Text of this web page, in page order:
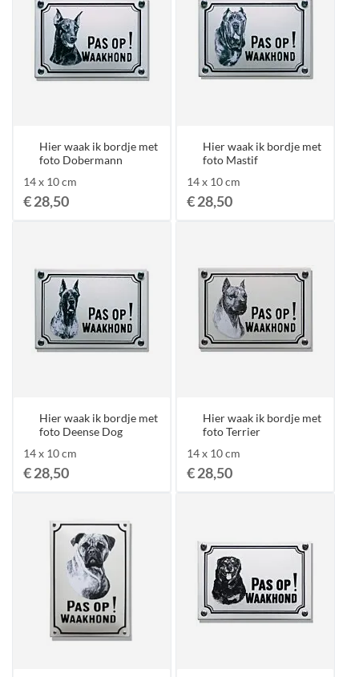
Hier waak ik bordje met
foto Dobermann
14 x 10 cm
€ 28,50
Hier waak ik bordje met
foto Mastif
14 x 10 cm
€ 28,50
Hier waak ik bordje met
foto Deense Dog
14 x 10 cm
€ 28,50
Hier waak ik bordje met
foto Terrier
14 x 10 cm
€ 28,50